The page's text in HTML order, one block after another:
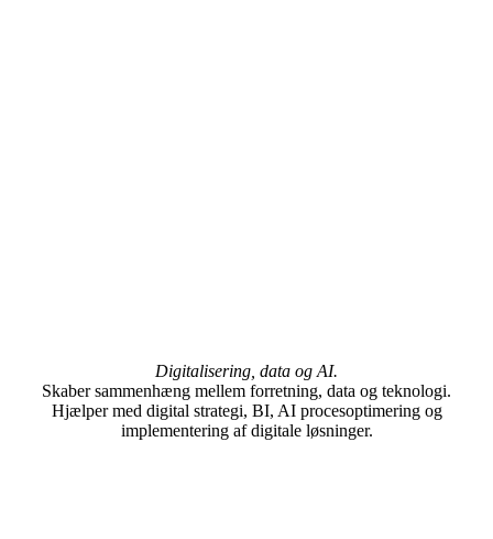
Digitalisering, data og AI.
Skaber sammenhæng mellem forretning, data og teknologi.
Hjælper med digital strategi, BI, AI procesoptimering og
implementering af digitale løsninger.